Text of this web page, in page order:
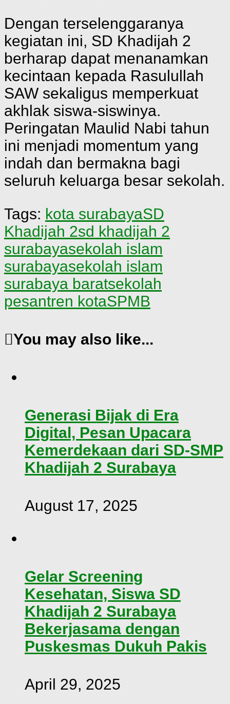
Dengan terselenggaranya
kegiatan ini, SD Khadijah 2
berharap dapat menanamkan
kecintaan kepada Rasulullah
SAW sekaligus memperkuat
akhlak siswa-siswinya.
Peringatan Maulid Nabi tahun
ini menjadi momentum yang
indah dan bermakna bagi
seluruh keluarga besar sekolah.
Tags: kota surabayaSD
Khadijah 2sd khadijah 2
surabayasekolah islam
surabayasekolah islam
surabaya baratsekolah
pesantren kotaSPMB
You may also like...
Generasi Bijak di Era
Digital, Pesan Upacara
Kemerdekaan dari SD-SMP
Khadijah 2 Surabaya
August 17, 2025
Gelar Screening
Kesehatan, Siswa SD
Khadijah 2 Surabaya
Bekerjasama dengan
Puskesmas Dukuh Pakis
April 29, 2025